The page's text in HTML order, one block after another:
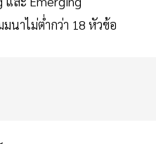
นาไม่ต่ำกว่า 18 หัวข้อ